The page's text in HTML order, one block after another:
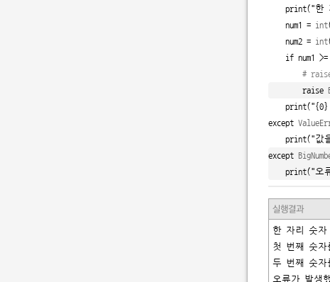
    print(
"한
    num1 =
int
    num2 =
int
if num1 >=
#
raise
    print(
"{0}
except
    print(
"값
except
    print(
"오
실행결과
한 자리 숫자
첫 번째 숫
두 번째 숫자
오류가 발생